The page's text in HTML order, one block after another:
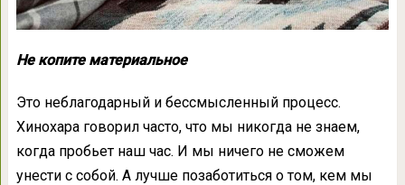
Не копите материальное
Это неблагодарный и бессмысленный процесс.
Хинохара говорил часто, что мы никогда не знаем,
когда пробьет наш час. И мы ничего не сможем
унести с собой. А лучше позаботиться о том, кем мы